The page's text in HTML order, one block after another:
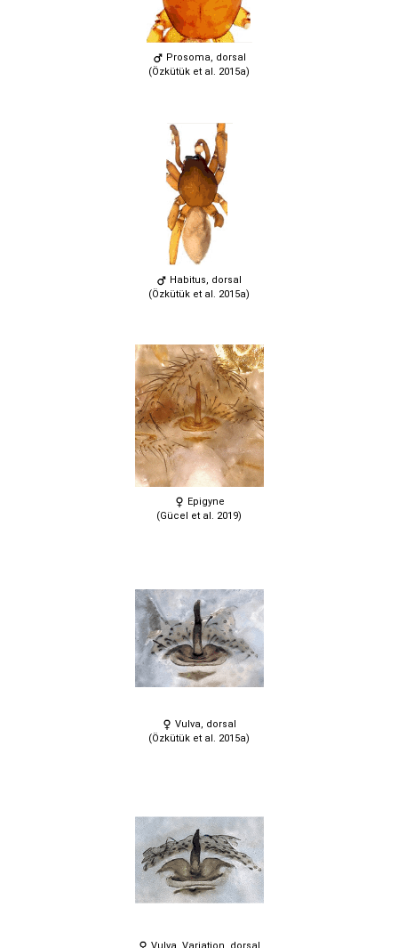
Prosoma, dorsal
(Özkütük et al. 2015a)
Habitus, dorsal
(Özkütük et al. 2015a)
Epigyne
(Gücel et al. 2019)
Vulva, dorsal
(Özkütük et al. 2015a)